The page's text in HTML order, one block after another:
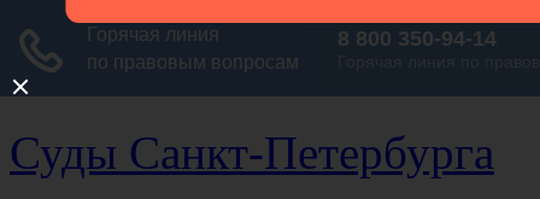
Суды Санкт-Петербурга